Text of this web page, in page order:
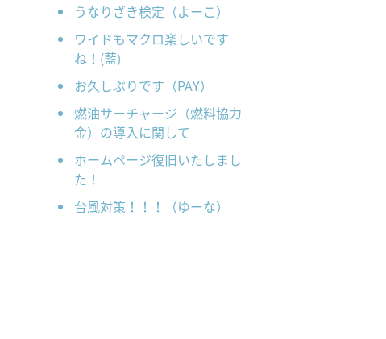
うなりざき検定（よーこ）
ワイドもマクロ楽しいです
ね！(藍)
お久しぶりです（PAY）
燃油サーチャージ（燃料協力
金）の導入に関して
ホームページ復旧いたしまし
た！
台風対策！！！（ゆーな）